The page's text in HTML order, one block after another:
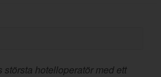
största hotelloperatör med ett